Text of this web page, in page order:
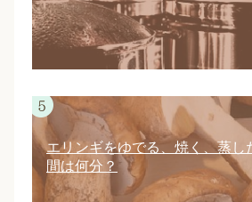
エリンギをゆでる、焼く、蒸し
間は何分？